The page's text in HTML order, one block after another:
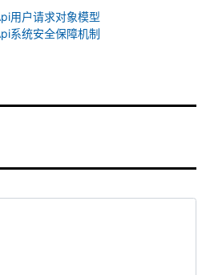
用户请求对象模型
系统安全保障机制